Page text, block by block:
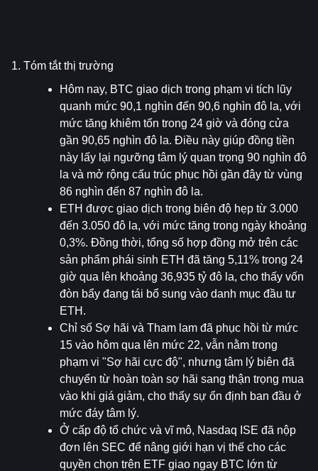
1. Tóm tắt thị trường
Hôm nay, BTC giao dịch trong phạm vi tích lũy
quanh mức 90,1 nghìn đến 90,6 nghìn đô la, với
mức tăng khiêm tốn trong 24 giờ và đóng cửa
gần 90,65 nghìn đô la. Điều này giúp đồng tiền
này lấy lại ngưỡng tâm lý quan trọng 90 nghìn đô
la và mở rộng cấu trúc phục hồi gần đây từ vùng
86 nghìn đến 87 nghìn đô la.
ETH được giao dịch trong biên độ hẹp từ 3.000
đến 3.050 đô la, với mức tăng trong ngày khoảng
0,3%. Đồng thời, tổng số hợp đồng mở trên các
sản phẩm phái sinh ETH đã tăng 5,11% trong 24
giờ qua lên khoảng 36,935 tỷ đô la, cho thấy vốn
đòn bẩy đang tái bổ sung vào danh mục đầu tư
ETH.
Chỉ số Sợ hãi và Tham lam đã phục hồi từ mức
15 vào hôm qua lên mức 22, vẫn nằm trong
phạm vi "Sợ hãi cực độ", nhưng tâm lý biên đã
chuyển từ hoàn toàn sợ hãi sang thận trọng mua
vào khi giá giảm, cho thấy sự ổn định ban đầu ở
mức đáy tâm lý.
Ở cấp độ tổ chức và vĩ mô, Nasdaq ISE đã nộp
đơn lên SEC để nâng giới hạn vị thế cho các
quyền chọn trên ETF giao ngay BTC lớn từ